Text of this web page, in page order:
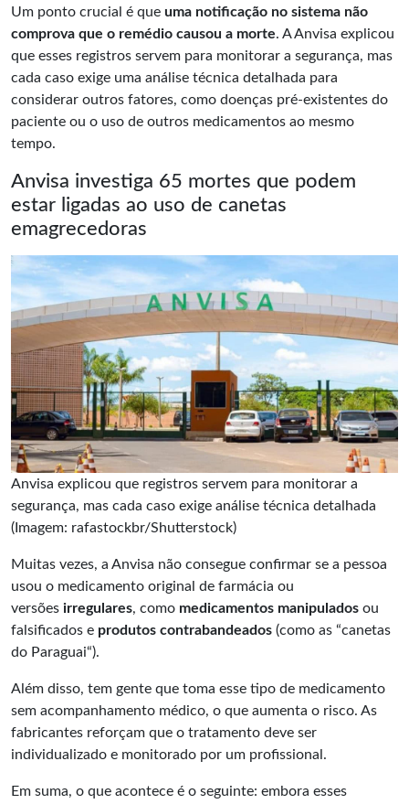
Um ponto crucial é que uma notificação no sistema não
comprova que o remédio causou a morte. A Anvisa explicou
que esses registros servem para monitorar a segurança, mas
cada caso exige uma análise técnica detalhada para
considerar outros fatores, como doenças pré-existentes do
paciente ou o uso de outros medicamentos ao mesmo
tempo.
Anvisa investiga 65 mortes que podem
estar ligadas ao uso de canetas
emagrecedoras
Anvisa explicou que registros servem para monitorar a
segurança, mas cada caso exige análise técnica detalhada
(Imagem: rafastockbr/Shutterstock)
Muitas vezes, a Anvisa não consegue confirmar se a pessoa
usou o medicamento original de farmácia ou
versões irregulares, como medicamentos manipulados ou
falsificados e produtos contrabandeados (como as “canetas
do Paraguai“).
Além disso, tem gente que toma esse tipo de medicamento
sem acompanhamento médico, o que aumenta o risco. As
fabricantes reforçam que o tratamento deve ser
individualizado e monitorado por um profissional.
Em suma, o que acontece é o seguinte: embora esses